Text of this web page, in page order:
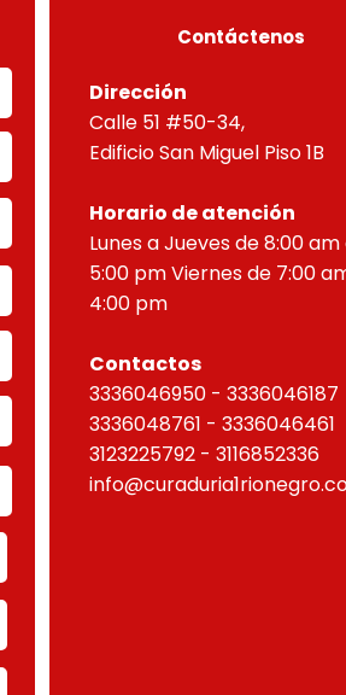
Contáctenos
Dirección
Calle 51 #50-34,
Edificio San Miguel Piso 1B
Horario de atención
Lunes a Jueves de 8:00 am
5:00 pm Viernes de 7:00
4:00 pm
Contactos
3336046950 - 3336046187
3336048761 - 3336046461
3123225792 - 3116852336